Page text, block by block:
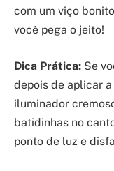
com um viço
você pega o jeito!
Dica Prática: Se
depois de aplicar
iluminador
batidinhas no
ponto de luz e